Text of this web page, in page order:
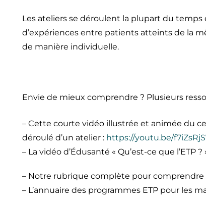
Les ateliers se déroulent la plupart du temps
d’expériences entre patients atteints de la
de manière individuelle.
Envie de mieux comprendre ? Plusieurs
– Cette courte vidéo illustrée et animée du
déroulé d’un atelier : https://youtu.be/
– La vidéo d’Édusanté « Qu’est-ce que l’ETP ?
– Notre rubrique complète pour comprendre
– L’annuaire des programmes ETP pour les